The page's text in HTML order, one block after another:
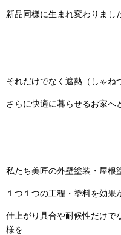
新品同様に生まれ変わりまし
それだけでなく遮熱（しゃね
さらに快適に暮らせるお家へ
私たち美匠の外壁塗装・屋根
１つ１つの工程・塗料を効果
仕上がり具合や耐候性だけで
様を